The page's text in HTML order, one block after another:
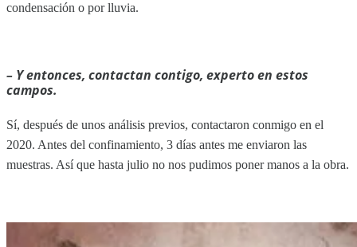
condensación o por lluvia.
– Y entonces, contactan contigo, experto en estos
campos.
Sí, después de unos análisis previos, contactaron conmigo en el
2020. Antes del confinamiento, 3 días antes me enviaron las
muestras. Así que hasta julio no nos pudimos poner manos a la obra.